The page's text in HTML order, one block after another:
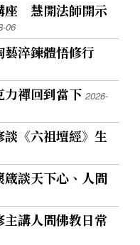
座 慧開法師開示
06
淬鍊體悟修行
禪回到當下2026-
《六祖壇經》生
談天下心、人間
講人間佛教日常